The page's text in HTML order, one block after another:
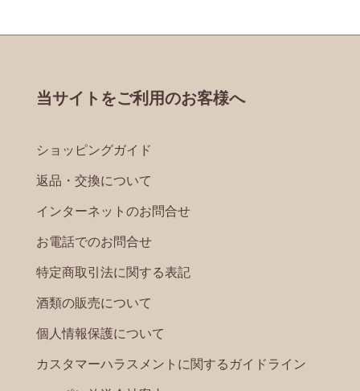
当サイトをご利用のお客様へ
ショッピングガイド
返品・交換について
インターネットのお問合せ
お電話でのお問合せ
特定商取引法に関する表記
酒類の販売について
個人情報保護について
カスタマーハラスメントに関するガイドライン